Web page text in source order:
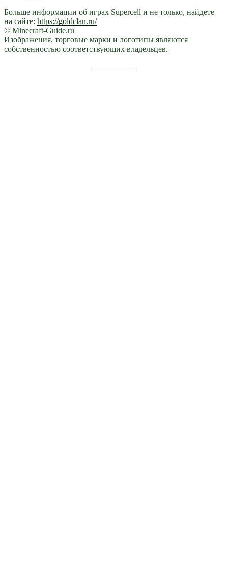
Больше информации об играх Supercell и не только, найдете
на сайте: https://goldclan.ru/
© Minecraft-Guide.ru
Изображения, торговые марки и логотипы являются
собственностью соответствующих владельцев.